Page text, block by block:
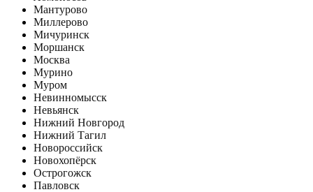
Мантурово
Миллерово
Мичуринск
Моршанск
Москва
Мурино
Муром
Невинномысск
Невьянск
Нижний Новгород
Нижний Тагил
Новороссийск
Новохопёрск
Острогожск
Павловск